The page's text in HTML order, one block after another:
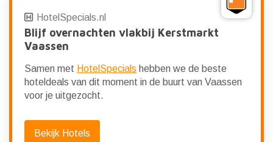
HotelSpecials.nl
Blijf overnachten vlakbij Kerstmarkt
Vaassen
Samen met HotelSpecials hebben we de beste
hoteldeals van dit moment in de buurt van Vaassen
voor je uitgezocht.
Bekijk Hotels